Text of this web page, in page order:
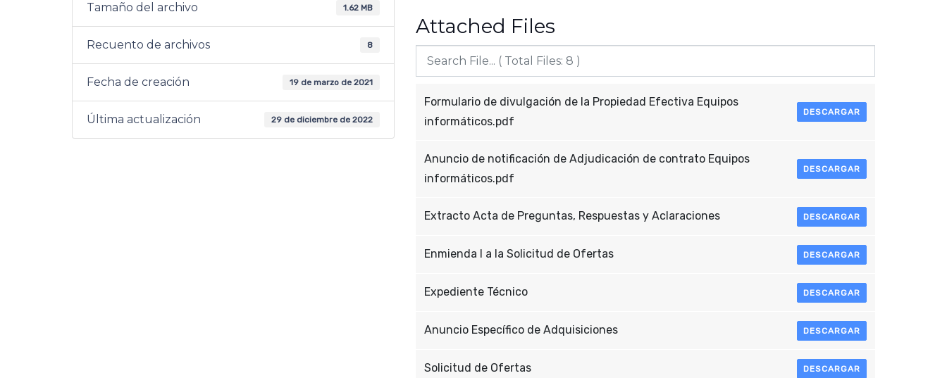
Tamaño del archivo 1.62 MB
Recuento de archivos 8
Fecha de creación 19 de marzo de 2021
Última actualización 29 de diciembre de 2022
Attached Files
Formulario de divulgación de la Propiedad Efectiva Equipos
informáticos.pdf
DESCARGAR
Anuncio de notificación de Adjudicación de contrato Equipos
informáticos.pdf
DESCARGAR
Extracto Acta de Preguntas, Respuestas y Aclaraciones DESCARGAR
Enmienda I a la Solicitud de Ofertas DESCARGAR
Expediente Técnico DESCARGAR
Anuncio Específico de Adquisiciones DESCARGAR
Solicitud de Ofertas DESCARGAR